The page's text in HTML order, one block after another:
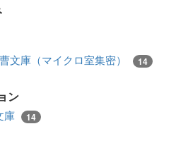
文庫（マイクロ室集密） 14
ン
庫 14